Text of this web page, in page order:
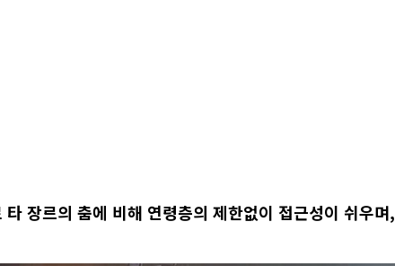
타 장르의 춤에 비해 연령층의 제한없이 접근성이 쉬우며,